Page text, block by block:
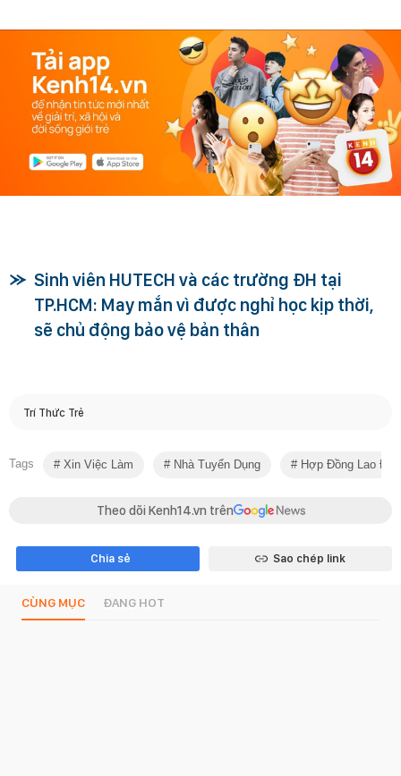
Sinh viên HUTECH và các trường ĐH tại
TP.HCM: May mắn vì được nghỉ học kịp thời,
sẽ chủ động bảo vệ bản thân
Trí Thức Trẻ
Tags Xin Việc Làm Nhà Tuyển Dụng Hợp Đồng Lao
Theo dõi Kenh14.vn trên
Chia sẻ Sao chép link
CÙNG MỤC ĐANG HOT